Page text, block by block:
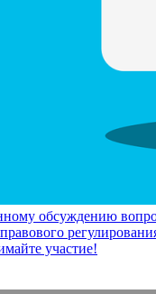
обсуждению
участие!